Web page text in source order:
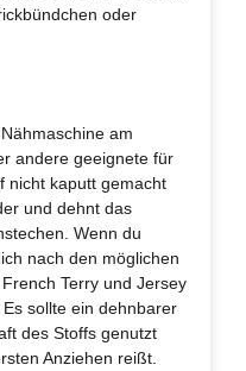
oder
am
andere geeignete für
nicht kaputt gemacht
und dehnt das
Wenn du
nach den möglichen
Terry und Jersey
sollte ein dehnbarer
des Stoffs genutzt
Anziehen reißt.